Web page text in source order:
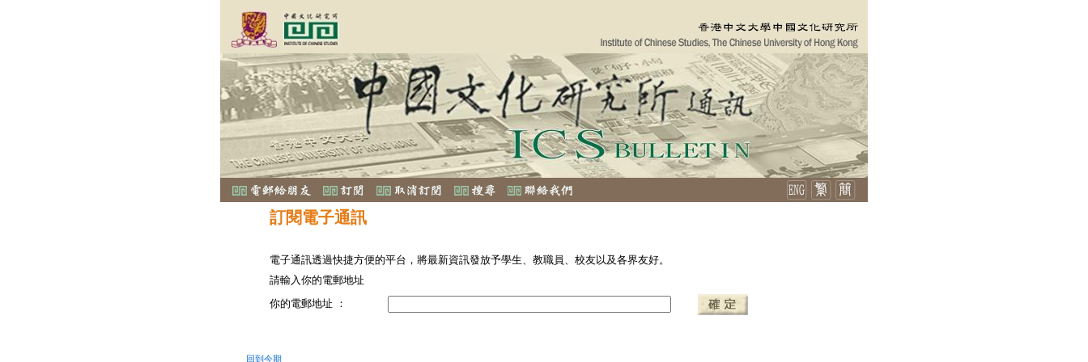
訂閱電子通訊
電子通訊透過快捷方便的平台，將最新資訊發放予學生、教職員、校友以及各界友好。
請輸入你的電郵地址
你的電郵地址 ：
回到今期